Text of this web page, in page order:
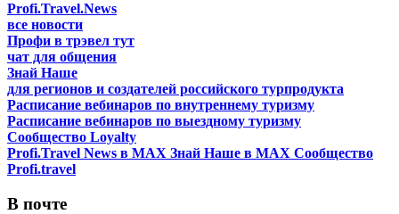
Profi.Travel.News
все новости
Профи в трэвел тут
чат для общения
Знай Наше
для регионов и создателей российского турпродукта
Расписание вебинаров по внутреннему туризму
Расписание вебинаров по выездному туризму
Сообщество Loyalty
Profi.Travel News в MAX Знай Наше в MAX Сообщество
Profi.travel
В почте